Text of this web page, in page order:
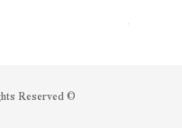
الكاتب: محمد
© Copyright 2020. All Rights Reserved.